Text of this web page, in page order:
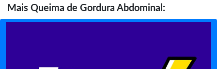
Mais Queima de Gordura Abdominal: